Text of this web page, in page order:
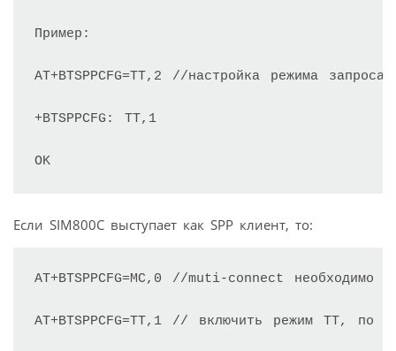
Пример:
AT+BTSPPCFG=TT,2 //настройка режима запроса
+BTSPPCFG: TT,1
Если SIM800С выступает как SPP клиент, то:
AT+BTSPPCFG=MC,0 //muti-connect необходимо
AT+BTSPPCFG=TT,1 // включить режим ТТ, по